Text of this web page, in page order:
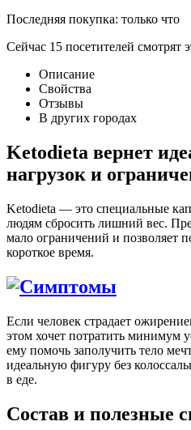
Последняя покупка: только что
Сейчас 15 посетителей смотрят
Описание
Свойства
Отзывы
В других городах
Ketodieta вернет
нагрузок и
Ketodieta — это специальные
людям сбросить лишний вес.
мало ограничений и позволяет
короткое время.
Если человек страдает
этом хочет потратить минимум
ему помочь заполучить тело
идеальную фигуру без
в еде.
Состав и полезные